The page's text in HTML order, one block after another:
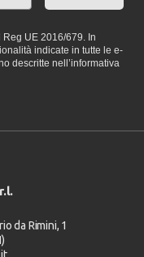
UE 2016/679. In
indicate in tutte le e-
descritte nell’informativa
da Rimini, 1